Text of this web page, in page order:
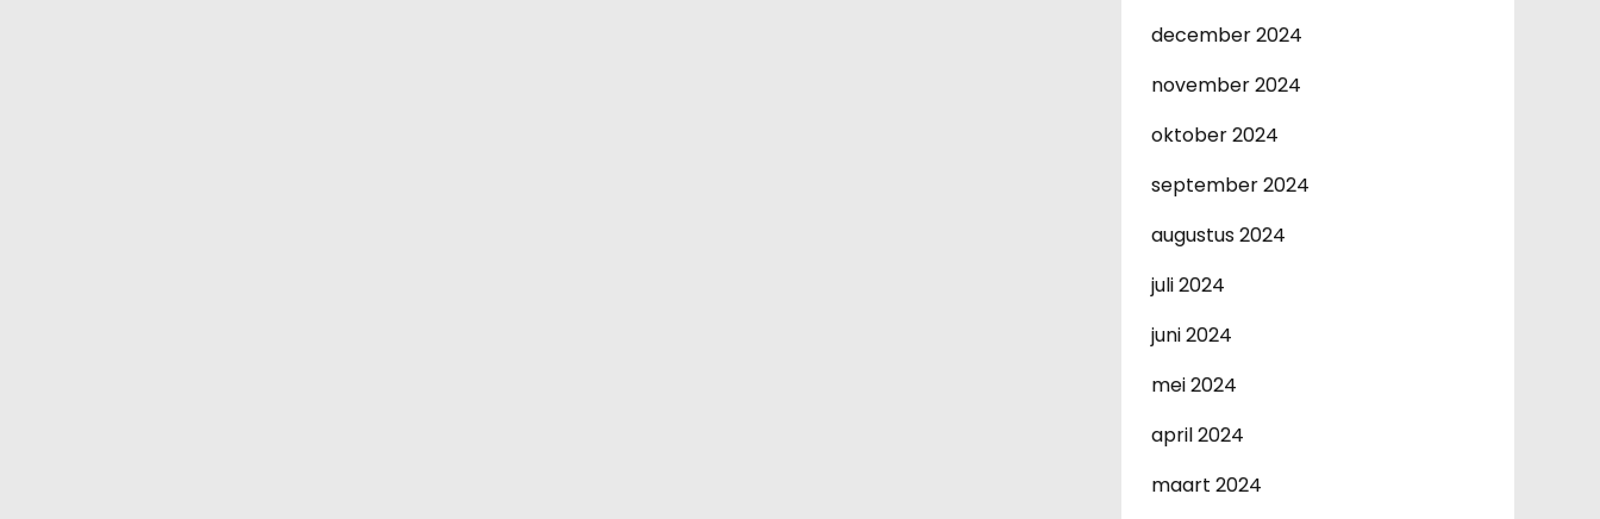
december 2024
november 2024
oktober 2024
september 2024
augustus 2024
juli 2024
juni 2024
mei 2024
april 2024
maart 2024